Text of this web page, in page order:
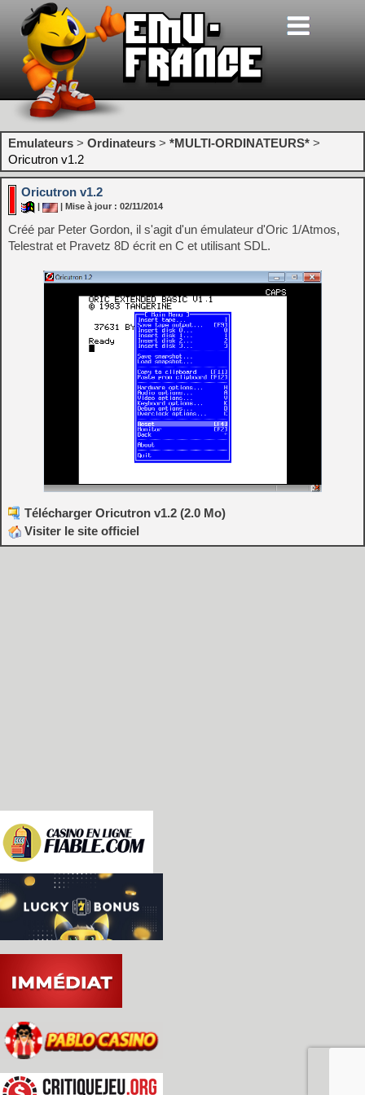
Emulateurs > Ordinateurs > *MULTI-ORDINATEURS* >
Oricutron v1.2
Oricutron v1.2
| Mise à jour : 02/11/2014
Créé par Peter Gordon, il s'agit d'un émulateur d'Oric 1/Atmos,
Telestrat et Pravetz 8D écrit en C et utilisant SDL.
Télécharger Oricutron v1.2 (2.0 Mo)
Visiter le site officiel